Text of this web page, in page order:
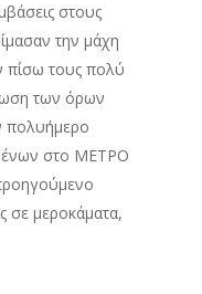
στους
την μάχη
πίσω τους πολύ
των όρων
πολυήμερο
στο ΜΕΤΡΟ
σε μεροκάματα,